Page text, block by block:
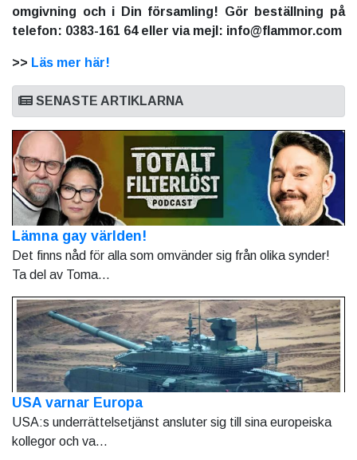
omgivning och i Din församling! Gör beställning på
telefon: 0383-161 64 eller via mejl: info@flammor.com
>> Läs mer här!
SENASTE ARTIKLARNA
Lämna gay världen!
Det finns nåd för alla som omvänder sig från olika synder!
Ta del av Toma...
USA varnar Europa
USA:s underrättelsetjänst ansluter sig till sina europeiska
kollegor och va...